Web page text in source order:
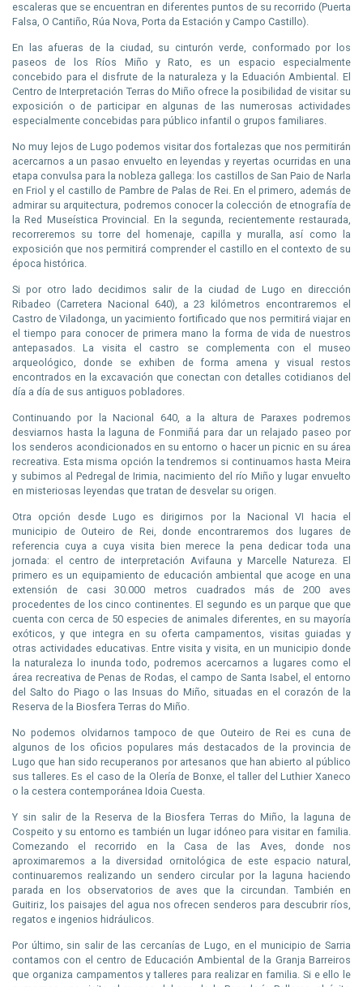
escaleras que se encuentran en diferentes puntos de su recorrido (Puerta
Falsa, O Cantiño, Rúa Nova, Porta da Estación y Campo Castillo).
En las afueras de la ciudad, su cinturón verde, conformado por los
paseos de los Ríos Miño y Rato, es un espacio especialmente
concebido para el disfrute de la naturaleza y la Eduación Ambiental. El
Centro de Interpretación Terras do Miño ofrece la posibilidad de visitar su
exposición o de participar en algunas de las numerosas actividades
especialmente concebidas para público infantil o grupos familiares.
No muy lejos de Lugo podemos visitar dos fortalezas que nos permitirán
acercarnos a un pasao envuelto en leyendas y reyertas ocurridas en una
etapa convulsa para la nobleza gallega: los castillos de San Paio de Narla
en Friol y el castillo de Pambre de Palas de Rei. En el primero, además de
admirar su arquitectura, podremos conocer la colección de etnografía de
la Red Museística Provincial. En la segunda, recientemente restaurada,
recorreremos su torre del homenaje, capilla y muralla, así como la
exposición que nos permitirá comprender el castillo en el contexto de su
época histórica.
Si por otro lado decidimos salir de la ciudad de Lugo en dirección
Ribadeo (Carretera Nacional 640), a 23 kilómetros encontraremos el
Castro de Viladonga, un yacimiento fortificado que nos permitirá viajar en
el tiempo para conocer de primera mano la forma de vida de nuestros
antepasados. La visita el castro se complementa con el museo
arqueológico, donde se exhiben de forma amena y visual restos
encontrados en la excavación que conectan con detalles cotidianos del
día a día de sus antiguos pobladores.
Continuando por la Nacional 640, a la altura de Paraxes podremos
desviarnos hasta la laguna de Fonmiñá para dar un relajado paseo por
los senderos acondicionados en su entorno o hacer un picnic en su área
recreativa. Esta misma opción la tendremos si continuamos hasta Meira
y subimos al Pedregal de Irimia, nacimiento del río Miño y lugar envuelto
en misteriosas leyendas que tratan de desvelar su origen.
Otra opción desde Lugo es dirigirnos por la Nacional VI hacia el
municipio de Outeiro de Rei, donde encontraremos dos lugares de
referencia cuya a cuya visita bien merece la pena dedicar toda una
jornada: el centro de interpretación Avifauna y Marcelle Natureza. El
primero es un equipamiento de educación ambiental que acoge en una
extensión de casi 30.000 metros cuadrados más de 200 aves
procedentes de los cinco continentes. El segundo es un parque que que
cuenta con cerca de 50 especies de animales diferentes, en su mayoría
exóticos, y que integra en su oferta campamentos, visitas guiadas y
otras actividades educativas. Entre visita y visita, en un municipio donde
la naturaleza lo inunda todo, podremos acercarnos a lugares como el
área recreativa de Penas de Rodas, el campo de Santa Isabel, el entorno
del Salto do Piago o las Insuas do Miño, situadas en el corazón de la
Reserva de la Biosfera Terras do Miño.
No podemos olvidarnos tampoco de que Outeiro de Rei es cuna de
algunos de los oficios populares más destacados de la provincia de
Lugo que han sido recuperanos por artesanos que han abierto al público
sus talleres. Es el caso de la Olería de Bonxe, el taller del Luthier Xaneco
o la cestera contemporánea Idoia Cuesta.
Y sin salir de la Reserva de la Biosfera Terras do Miño, la laguna de
Cospeito y su entorno es también un lugar idóneo para visitar en familia.
Comezando el recorrido en la Casa de las Aves, donde nos
aproximaremos a la diversidad ornitológica de este espacio natural,
continuaremos realizando un sendero circular por la laguna haciendo
parada en los observatorios de aves que la circundan. También en
Guitiriz, los paisajes del agua nos ofrecen senderos para descubrir ríos,
regatos e ingenios hidráulicos.
Por último, sin salir de las cercanías de Lugo, en el municipio de Sarria
contamos con el centro de Educación Ambiental de la Granja Barreiros
que organiza campamentos y talleres para realizar en familia. Si e ello le